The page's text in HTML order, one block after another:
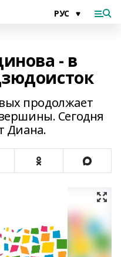
- в
продолжает
Сегодня
Диана.